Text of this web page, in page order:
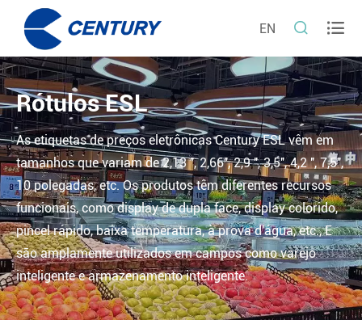
EN  
Rótulos ESL
As etiquetas de preços eletrônicas Century ESL vêm em
tamanhos que variam de 2,13 '', 2,66'', 2,9 '', 3,5'', 4,2 '', 7,5'',
10 polegadas, etc. Os produtos têm diferentes recursos
funcionais, como display de dupla face, display colorido,
pincel rápido, baixa temperatura, à prova d'água, etc., E
são amplamente utilizados em campos como varejo
inteligente e armazenamento inteligente.